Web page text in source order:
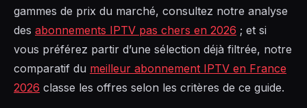
gammes de prix du marché, consultez notre analyse
des abonnements IPTV pas chers en 2026 ; et si
vous préférez partir d’une sélection déjà filtrée, notre
comparatif du meilleur abonnement IPTV en France
2026 classe les offres selon les critères de ce guide.